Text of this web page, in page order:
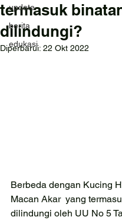
update
berita
edukasi
termasuk
dilindungi?
Diperbarui: 22 Okt 2022
Berbeda dengan Kucing
Macan Akar  yang
dilindungi oleh UU No 5